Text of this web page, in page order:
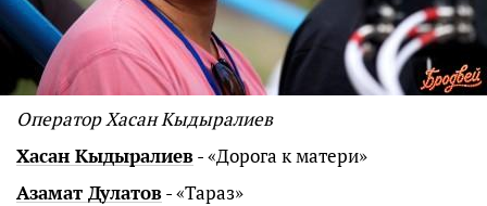
Оператор Хасан Кыдыралиев
Хасан Кыдыралиев- «Дорога к матери»
Азамат Дулатов- «Тараз»